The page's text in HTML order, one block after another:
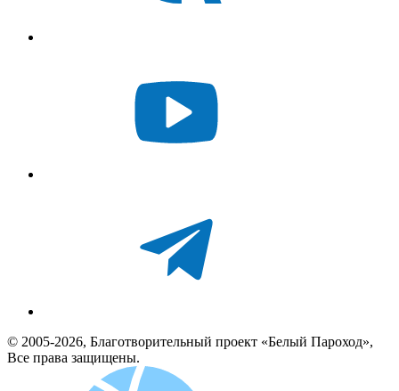
© 2005-2026, Благотворительный проект «Белый Пароход»,
Все права защищены.